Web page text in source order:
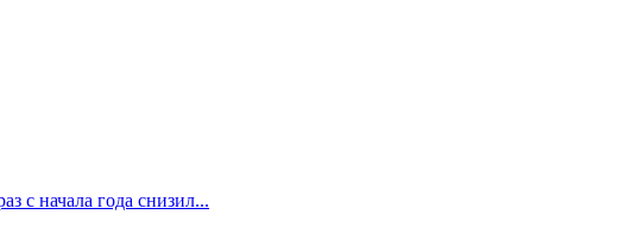
с начала года снизил...